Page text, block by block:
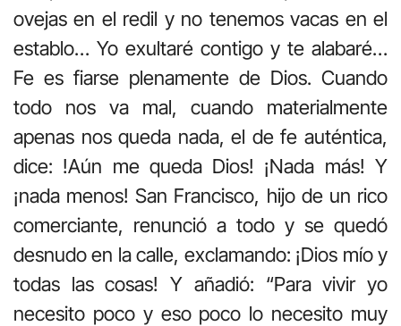
ovejas en el redil y no tenemos vacas en el
establo… Yo exultaré contigo y te alabaré…
Fe es fiarse plenamente de Dios. Cuando
todo nos va mal, cuando materialmente
apenas nos queda nada, el de fe auténtica,
dice: !Aún me queda Dios! ¡Nada más! Y
¡nada menos! San Francisco, hijo de un rico
comerciante, renunció a todo y se quedó
desnudo en la calle, exclamando: ¡Dios mío y
todas las cosas! Y añadió: “Para vivir yo
necesito poco y eso poco lo necesito muy